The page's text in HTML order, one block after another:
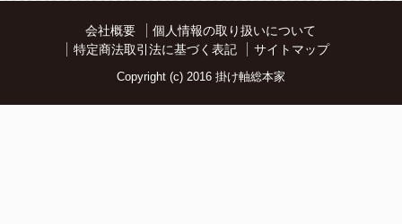
会社概要
個人情報の取り扱いについて
特定商法取引法に基づく表記
サイトマップ
Copyright (c) 2016 掛け軸総本家